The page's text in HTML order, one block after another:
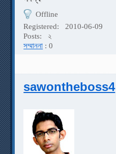
Offline
Registered:
2010-06-09
Posts:
২
সম্মাননা : 0
sawontheboss4